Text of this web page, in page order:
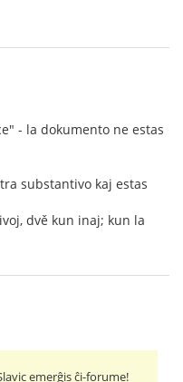
- la dokumento ne estas
substantivo kaj estas
dvě kun inaj; kun la
emerĝis ĉi-forume!